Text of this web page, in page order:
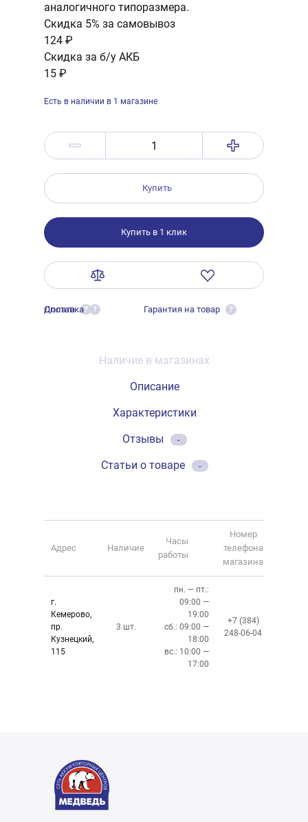
аналогичного типоразмера.
Скидка 5% за самовывоз
124 ₽
Скидка за б/у АКБ
15 ₽
Есть в наличии в 1 магазине
Купить
Купить в 1 клик
Оплата ?
Доставка ? Гарантия на товар ?
Наличие в магазинах
Описание
Характеристики
Отзывы
-
Статьи о товаре -
Адрес Наличие
Часы
работы
Номер
телефона
магазина
г.
Кемерово,
пр.
Кузнецкий,
115
3 шт.
пн. — пт.:
09:00 —
19:00
сб.: 09:00 —
18:00
вс.: 10:00 —
17:00
+7 (384)
248-06-04